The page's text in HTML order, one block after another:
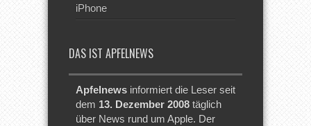
iPhone
DAS IST APFELNEWS
Apfelnews informiert die Leser seit
dem 13. Dezember 2008 täglich
über News rund um Apple. Der